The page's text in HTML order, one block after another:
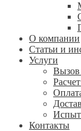
О компании
Статьи и
Услуги
Вызов
Контакты